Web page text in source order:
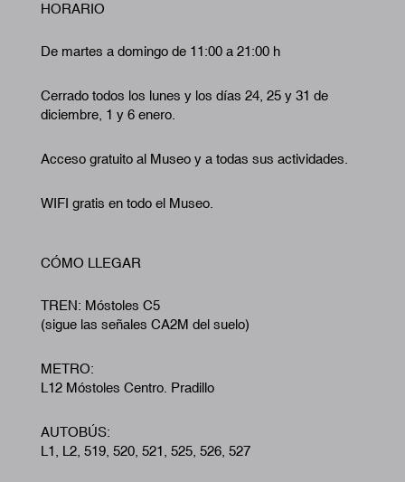
HORARIO
De martes a domingo de 11:00 a 21:00 h
Cerrado todos los lunes y los días 24, 25 y 31 de
diciembre, 1 y 6 enero.
Acceso gratuito al Museo y a todas sus actividades.
WIFI gratis en todo el Museo.
CÓMO LLEGAR
TREN: Móstoles C5
(sigue las señales CA2M del suelo)
METRO:
L12 Móstoles Centro. Pradillo
AUTOBÚS:
L1, L2, 519, 520, 521, 525, 526, 527